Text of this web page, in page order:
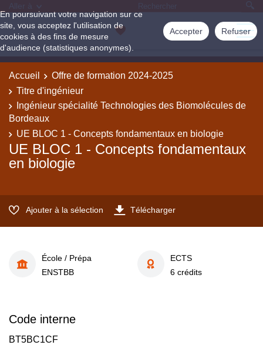
En poursuivant votre navigation sur ce
site, vous acceptez l'utilisation de
cookies à des fins de mesure
d'audience (statistiques anonymes).
Accepter Refuser
Aller à
Accueil
Offre de formation 2024-2025
Titre d'ingénieur
Ingénieur spécialité Technologies des Biomolécules de
Bordeaux
UE BLOC 1 - Concepts fondamentaux en biologie
UE BLOC 1 - Concepts fondamentaux
en biologie
Ajouter à la sélection Télécharger
École / Prépa
ENSTBB
ECTS
6 crédits
Code interne
BT5BC1CF